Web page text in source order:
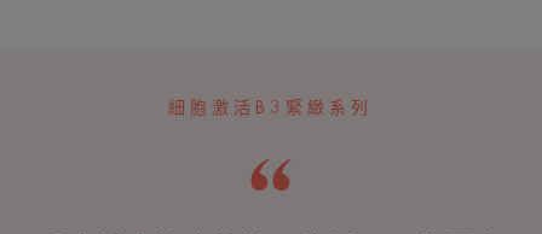
細胞激活B3緊緻系列